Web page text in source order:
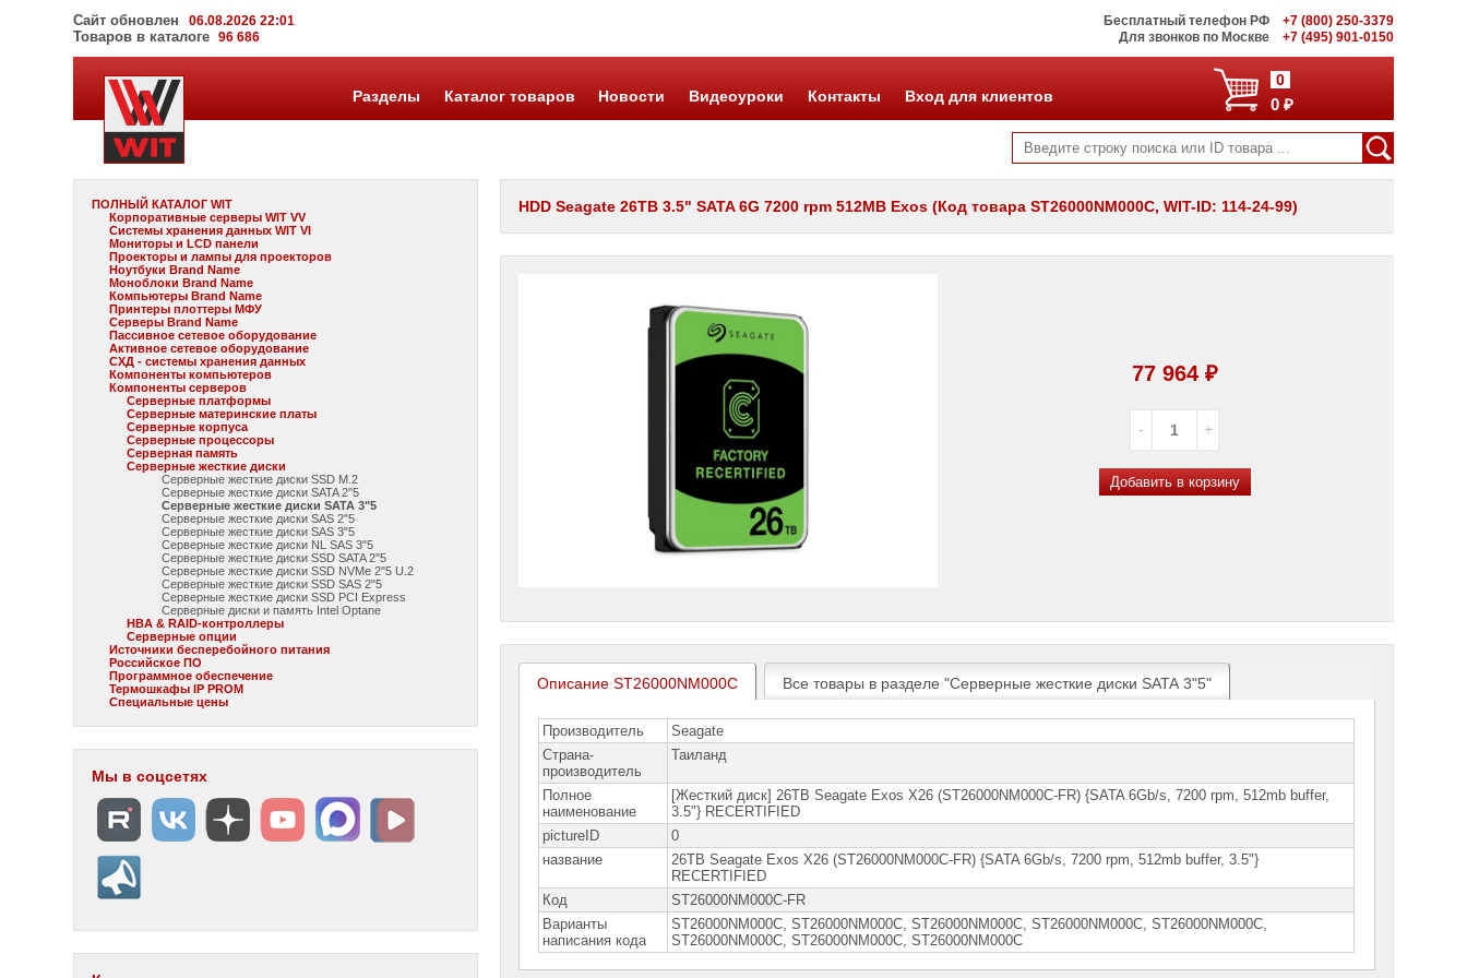
Сайт обновлен 06.08.2026 22:01
Товаров в каталоге96 686
Бесплатный телефон РФ
+7 (800) 250-3379
Для звонков по Москве
+7 (495) 901-0150
0
0 ₽
Разделы Каталог товаров Новости Видеоуроки Контакты Вход для клиентов
ПОЛНЫЙ КАТАЛОГ WIT
Корпоративные серверы WIT VV
Системы хранения данных WIT VI
Мониторы и LCD панели
Проекторы и лампы для проекторов
Ноутбуки Brand Name
Моноблоки Brand Name
Компьютеры Brand Name
Принтеры плоттеры МФУ
Серверы Brand Name
Пассивное сетевое оборудование
Активное сетевое оборудование
СХД - системы хранения данных
Компоненты компьютеров
Компоненты серверов
Серверные платформы
Серверные материнские платы
Серверные корпуса
Серверные процессоры
Серверная память
Серверные жесткие диски
Серверные жесткие диски SSD M.2
Серверные жесткие диски SATA 2"5
Серверные жесткие диски SATA 3"5
Серверные жесткие диски SAS 2"5
Серверные жесткие диски SAS 3"5
Серверные жесткие диски NL SAS 3"5
Серверные жесткие диски SSD SATA 2"5
Серверные жесткие диски SSD NVMe 2"5 U.2
Серверные жесткие диски SSD SAS 2"5
Серверные жесткие диски SSD PCI Express
Серверные диски и память Intel Optane
HBA & RAID-контроллеры
Серверные опции
Источники бесперебойного питания
Российское ПО
Программное обеспечение
Термошкафы IP PROM
Специальные цены
Мы в соцсетях
HDD Seagate 26TB 3.5" SATA 6G 7200 rpm 512MB Exos (Код товара ST26000NM000C, WIT-ID: 114-24-99)
77 964 ₽
Добавить в корзину
Описание ST26000NM000C Все товары в разделе "Серверные жесткие диски SATA 3"5"
Производитель
Seagate
Страна-
производитель
Таиланд
Полное
наименование
[Жесткий диск] 26TB Seagate Exos X26 (ST26000NM000C-FR) {SATA 6Gb/s, 7200 rpm, 512mb buffer,
3.5"} RECERTIFIED
pictureID
0
название
26TB Seagate Exos X26 (ST26000NM000C-FR) {SATA 6Gb/s, 7200 rpm, 512mb buffer, 3.5"}
RECERTIFIED
Код
ST26000NM000C-FR
Варианты
написания кода
ST26000NM000C, ST26000NM000C, ST26000NM000С, ST26000NМ000С, ST26000NМ000С,
SТ26000NМ000С, SТ26000NМ000С, SТ26000NМ000С